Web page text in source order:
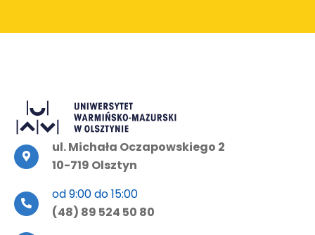
ul. Michała Oczapowskiego 2
10-719 Olsztyn
od 9:00 do 15:00
(48) 89 524 50 80